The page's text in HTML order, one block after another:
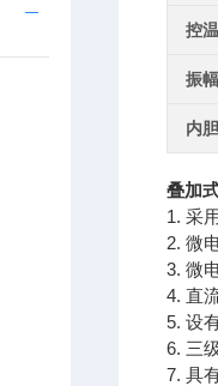
控
振幅
内
叠加
1. 采
2. 微
3. 微
4. 直
5. 设
6. 三
7. 具